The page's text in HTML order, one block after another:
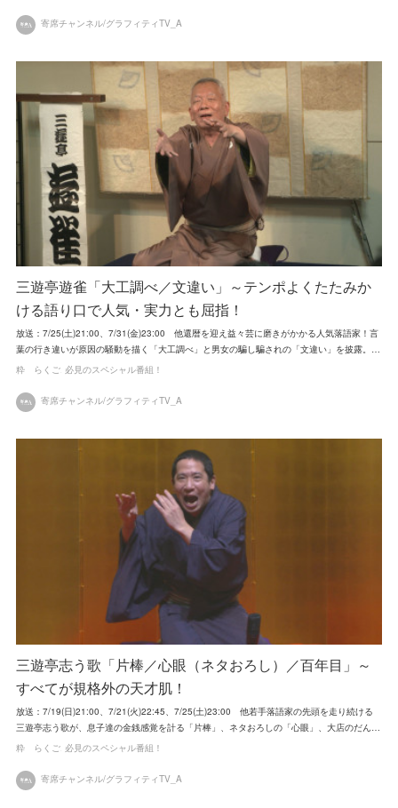
寄席チャンネル/グラフィティTV_A
三遊亭遊雀「大工調べ／文違い」～テンポよくたたみか
ける語り口で人気・実力とも屈指！
放送：7/25(土)21:00、7/31(金)23:00 他還暦を迎え益々芸に磨きがかかる人気落語家！言
葉の行き違いが原因の騒動を描く「大工調べ」と男女の騙し騙されの「文違い」を披露。…
粋 らくご 必見のスペシャル番組！
寄席チャンネル/グラフィティTV_A
三遊亭志う歌「片棒／心眼（ネタおろし）／百年目」～
すべてが規格外の天才肌！
放送：7/19(日)21:00、7/21(火)22:45、7/25(土)23:00 他若手落語家の先頭を走り続ける
三遊亭志う歌が、息子達の金銭感覚を計る「片棒」、ネタおろしの「心眼」、大店のだん…
粋 らくご 必見のスペシャル番組！
寄席チャンネル/グラフィティTV_A